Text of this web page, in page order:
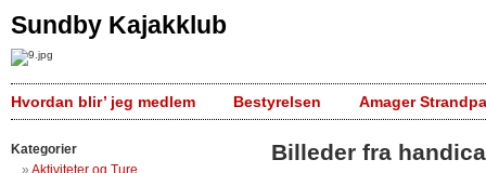
Sundby Kajakklub
Hvordan blir’ jeg medlem Bestyrelsen Amager
Kategorier
Aktiviteter og Ture
Billeder fra